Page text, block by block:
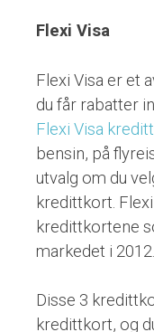
Flexi Visa
Flexi Visa er et
du får rabatter
Flexi Visa
bensin, på
utvalg om du
kredittkort.
kredittkortene
markedet i 2012.
Disse 3
kredittkort, og